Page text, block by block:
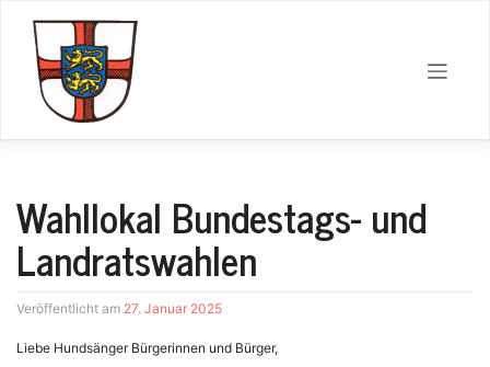
springen
Wahllokal Bundestags- und
Landratswahlen
27. Januar 2025
Liebe Hundsänger Bürgerinnen und Bürger,